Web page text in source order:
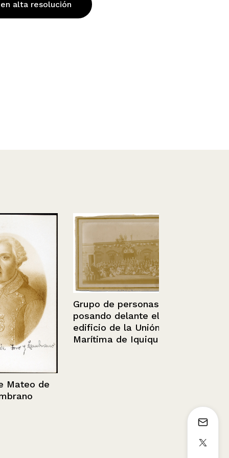
alta resolución
de
Grupo de personas
posando delante el
edificio de la Unión
Marítima de Iquique